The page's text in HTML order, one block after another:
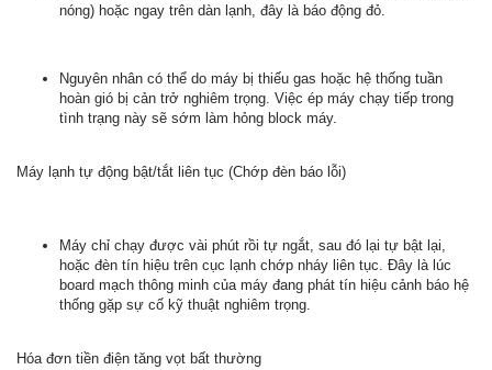
nóng) hoặc ngay trên dàn lạnh, đây là báo động đỏ.
Nguyên nhân có thể do máy bị thiếu gas hoặc hệ thống tuần
hoàn gió bị cản trở nghiêm trọng. Việc ép máy chạy tiếp trong
tình trạng này sẽ sớm làm hỏng block máy.
Máy lạnh tự động bật/tắt liên tục (Chớp đèn báo lỗi)
Máy chỉ chạy được vài phút rồi tự ngắt, sau đó lại tự bật lại,
hoặc đèn tín hiệu trên cục lạnh chớp nháy liên tục. Đây là lúc
board mạch thông minh của máy đang phát tín hiệu cảnh báo hệ
thống gặp sự cố kỹ thuật nghiêm trọng.
Hóa đơn tiền điện tăng vọt bất thường